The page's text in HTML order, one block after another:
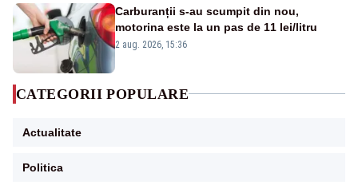
Carburanții s-au scumpit din nou,
motorina este la un pas de 11 lei/litru
2 aug. 2026, 15:36
CATEGORII POPULARE
Actualitate
Politica